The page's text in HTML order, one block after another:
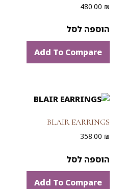
480.00 ₪
הוספה לסל
Add To Compare
BLAIR EARRINGS
358.00 ₪
הוספה לסל
Add To Compare